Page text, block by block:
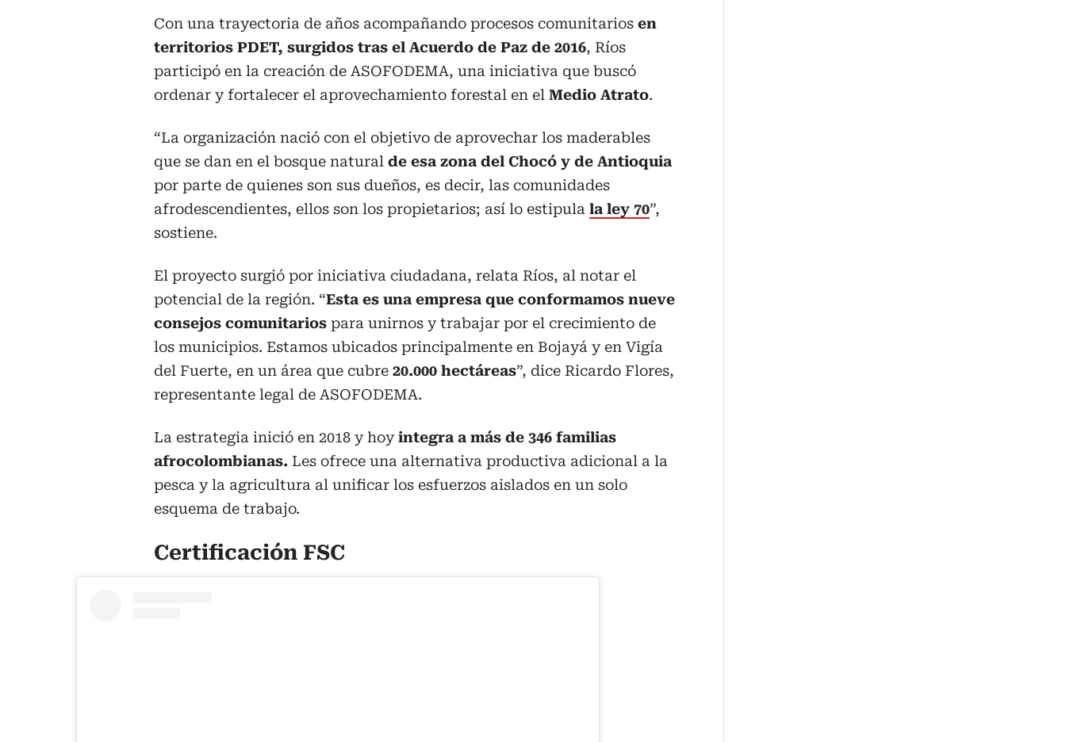
Con una trayectoria de años acompañando procesos comunitarios en
territorios PDET, surgidos tras el Acuerdo de Paz de 2016, Ríos
participó en la creación de ASOFODEMA, una iniciativa que buscó
ordenar y fortalecer el aprovechamiento forestal en el Medio Atrato.
“La organización nació con el objetivo de aprovechar los maderables
que se dan en el bosque natural de esa zona del Chocó y de Antioquia
por parte de quienes son sus dueños, es decir, las comunidades
afrodescendientes, ellos son los propietarios; así lo estipula la ley 70”,
sostiene.
El proyecto surgió por iniciativa ciudadana, relata Ríos, al notar el
potencial de la región. “Esta es una empresa que conformamos nueve
consejos comunitarios para unirnos y trabajar por el crecimiento de
los municipios. Estamos ubicados principalmente en Bojayá y en Vigía
del Fuerte, en un área que cubre 20.000 hectáreas”, dice Ricardo Flores,
representante legal de ASOFODEMA.
La estrategia inició en 2018 y hoyintegra a más de 346 familias
afrocolombianas. Les ofrece una alternativa productiva adicional a la
pesca y la agricultura al unificar los esfuerzos aislados en un solo
esquema de trabajo.
Certificación FSC